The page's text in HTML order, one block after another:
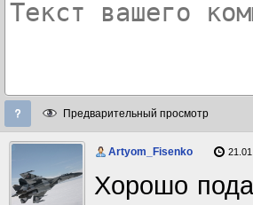
Предварительный просмотр
Artyom_Fisenko
Хорошо